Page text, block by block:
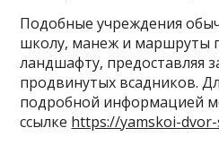
Подобные учреждения
школу, манеж и маршруты
ландшафту, предоставляя
продвинутых всадников.
подробной информацией
ссылке https://yamskoi-